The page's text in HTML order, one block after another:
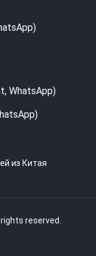
WhatsApp)
из Китая
reserved.